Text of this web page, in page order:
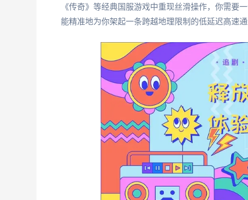
《传奇》等经典国服游戏中重现丝滑操作，你需要
能精准地为你架起一条跨越地理限制的低延迟高速通